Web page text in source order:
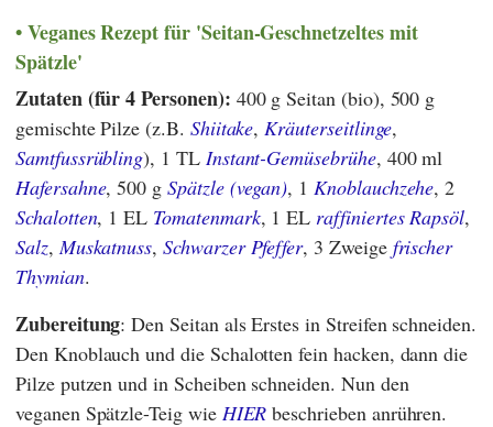
Veganes Rezept für 'Seitan-Geschnetzeltes mit
Spätzle'
Zutaten (für 4 Personen): 400 g Seitan (bio), 500 g
gemischte Pilze (z.B. Shiitake, Kräuterseitlinge,
Samtfussrübling), 1 TL Instant-Gemüsebrühe, 400 ml
Hafersahne, 500 gSpätzle (vegan), 1 Knoblauchzehe, 2
Schalotten, 1 EL Tomatenmark, 1 EL raffiniertes Rapsöl,
Salz, Muskatnuss,Schwarzer Pfeffer, 3 Zweige frischer
Thymian.
Zubereitung: Den Seitan als Erstes in Streifen schneiden.
Den Knoblauch und die Schalotten fein hacken, dann die
Pilze putzen und in Scheiben schneiden. Nun den
veganen Spätzle-Teig wie HIER beschrieben anrühren.